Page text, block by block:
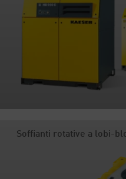
Soffianti rotative a lobi-